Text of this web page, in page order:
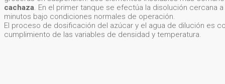
cachaza. En el primer tanque se efectúa la disolución cercana
minutos bajo condiciones normales de operación.
El proceso de dosificación del azúcar y el agua de dilución es
cumplimiento de las variables de densidad y temperatura.